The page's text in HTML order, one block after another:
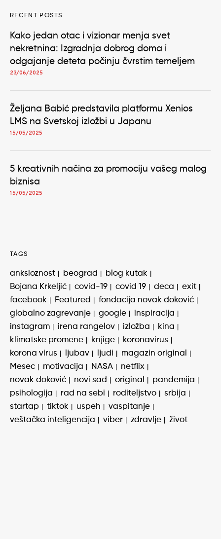
RECENT POSTS
Kako jedan otac i vizionar menja svet
nekretnina: Izgradnja dobrog doma i
odgajanje deteta počinju čvrstim temeljem
23/06/2025
Željana Babić predstavila platformu Xenios
LMS na Svetskoj izložbi u Japanu
15/05/2025
5 kreativnih načina za promociju vašeg malog
biznisa
15/05/2025
TAGS
anksioznost beograd
blog kutak
Bojana Krkeljić
covid-19 covid 19 deca
exit
facebook
Featured
fondacija novak đoković
globalno zagrevanje
google
inspiracija
instagram
irena rangelov izložba
kina
klimatske promene
knjige
koronavirus
korona virus
ljubav ljudi
magazin original
Mesec
motivacija NASA
netflix
novak đoković
novi sad original
pandemija
psihologija
rad na sebi roditeljstvo
srbija
startap
tiktok uspeh
vaspitanje
veštačka inteligencija
viber zdravlje život